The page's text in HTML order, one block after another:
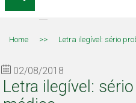
Home >> Letra ilegível: sério
02/08/2018
Letra ilegível: